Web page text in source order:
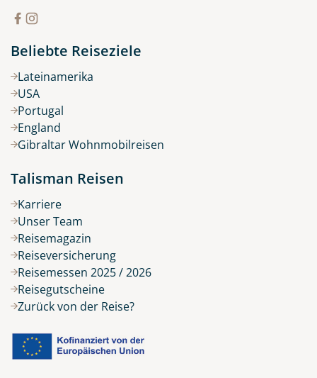
Beliebte Reiseziele
Lateinamerika
USA
Portugal
England
Gibraltar Wohnmobilreisen
Talisman Reisen
Karriere
Unser Team
Reisemagazin
Reiseversicherung
Reisemessen 2025 / 2026
Reisegutscheine
Zurück von der Reise?